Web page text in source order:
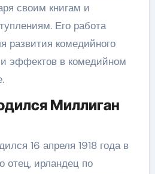
своим книгам и
Его работа
развития комедийного
эффектов в комедийном
Миллиган
16 апреля 1918 года в
отец, ирландец по